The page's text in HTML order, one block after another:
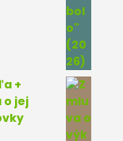
+
o jej